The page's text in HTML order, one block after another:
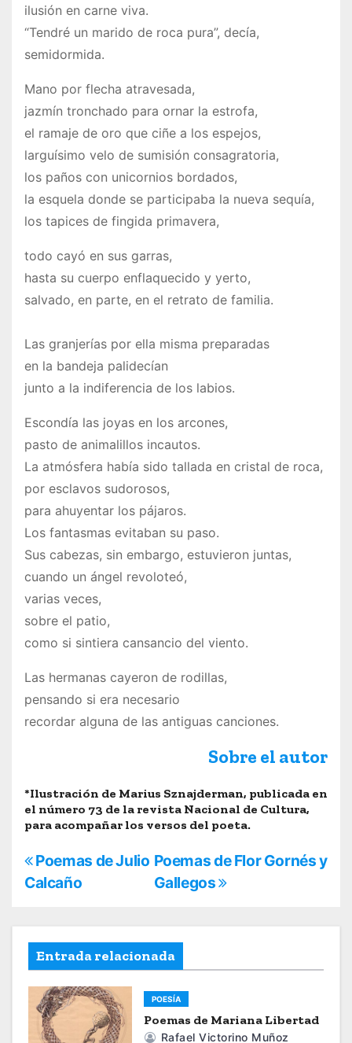
ilusión en carne viva.
“Tendré un marido de roca pura”, decía,
semidormida.
Mano por flecha atravesada,
jazmín tronchado para ornar la estrofa,
el ramaje de oro que ciñe a los espejos,
larguísimo velo de sumisión consagratoria,
los paños con unicornios bordados,
la esquela donde se participaba la nueva sequía,
los tapices de fingida primavera,
todo cayó en sus garras,
hasta su cuerpo enflaquecido y yerto,
salvado, en parte, en el retrato de familia.
Las granjerías por ella misma preparadas
en la bandeja palidecían
junto a la indiferencia de los labios.
Escondía las joyas en los arcones,
pasto de animalillos incautos.
La atmósfera había sido tallada en cristal de roca,
por esclavos sudorosos,
para ahuyentar los pájaros.
Los fantasmas evitaban su paso.
Sus cabezas, sin embargo, estuvieron juntas,
cuando un ángel revoloteó,
varias veces,
sobre el patio,
como si sintiera cansancio del viento.
Las hermanas cayeron de rodillas,
pensando si era necesario
recordar alguna de las antiguas canciones.
Sobre el autor
*Ilustración de Marius Sznajderman, publicada en
el número 73 de la revista Nacional de Cultura,
para acompañar los versos del poeta.
N
a
g
Poemas de Flor Gornés y
Gallegos
Poemas de Julio
Calcaño
Entrada relacionada
POESÍA
Poemas de Mariana Libertad
Rafael Victorino Muñoz